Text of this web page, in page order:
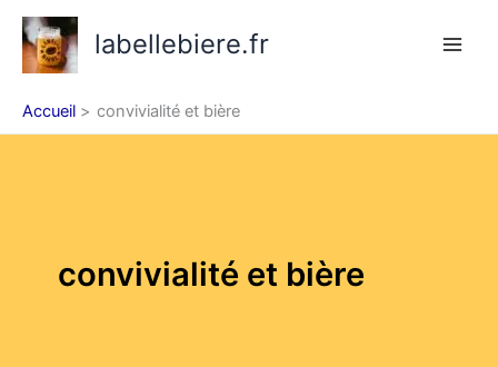
Aller
contenu
labellebiere.fr
Accueil convivialité et bière
convivialité et bière